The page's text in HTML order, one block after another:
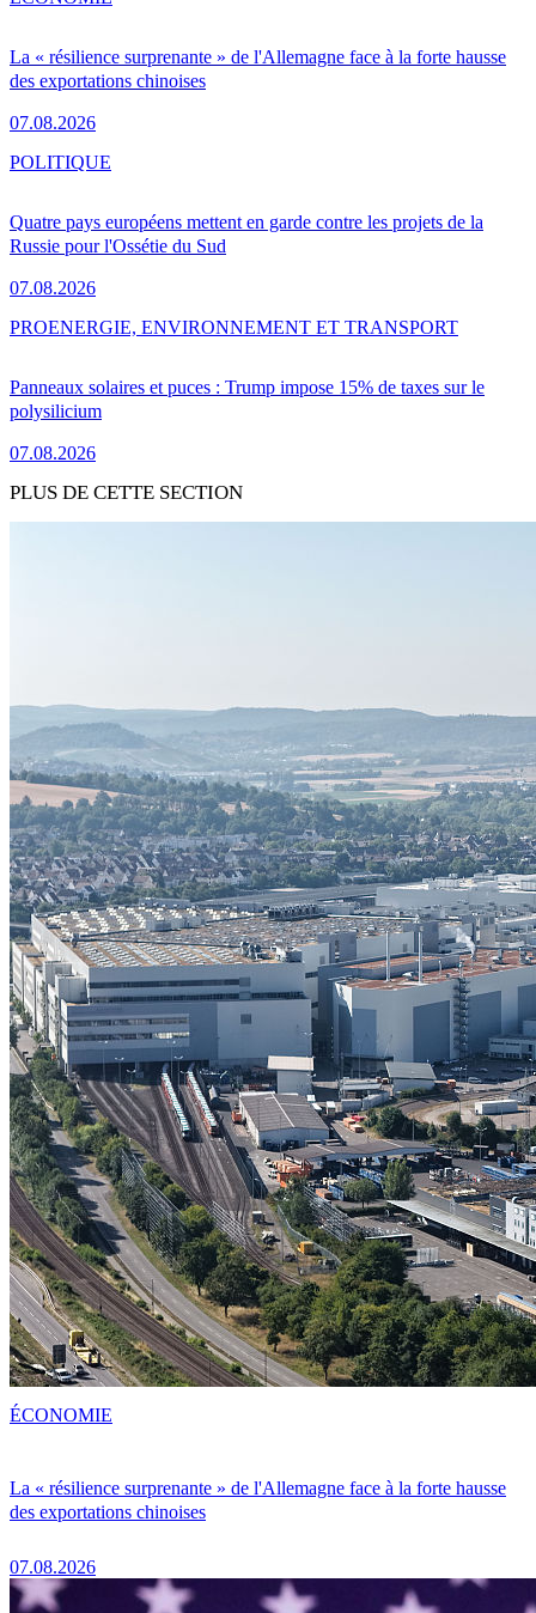
La « résilience surprenante » de l'Allemagne face à la forte hausse
des exportations chinoises
07.08.2026
Quatre pays européens mettent en garde contre les projets de la
Russie pour l'Ossétie du Sud
07.08.2026
POLITIQUE
Panneaux solaires et puces : Trump impose 15% de taxes sur le
polysilicium
07.08.2026
PROENERGIE, ENVIRONNEMENT ET TRANSPORT
PLUS DE CETTE SECTION
La « résilience surprenante » de l'Allemagne face à la forte hausse
des exportations chinoises
07.08.2026
ÉCONOMIE